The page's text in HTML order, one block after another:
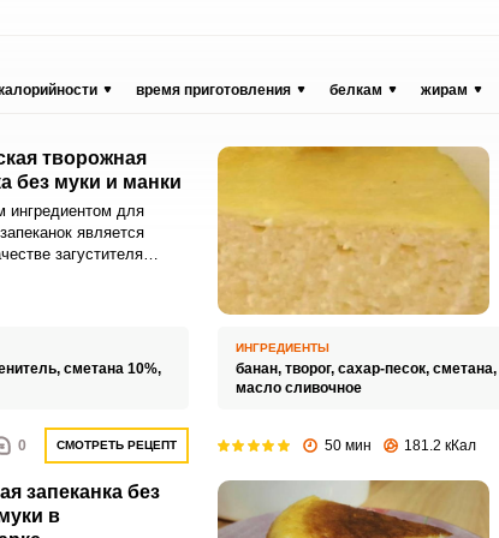
время приготовления белкам жирам
творожная
без муки и манки
ингредиентом для
является
загустителя
сметана 10%,
0 СМОТРЕТЬ РЕЦЕПТ
ИНГРЕДИЕНТЫ
банан, творог, сахар-песок, сметана,
масло сливочное
50 мин 181.2 кКал
запеканка без
в